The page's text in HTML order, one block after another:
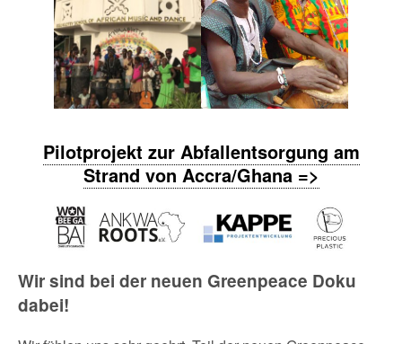
Pilotprojekt zur Abfallentsorgung am
Strand von Accra/Ghana =>
Wir sind bei der neuen Greenpeace Doku
dabei!